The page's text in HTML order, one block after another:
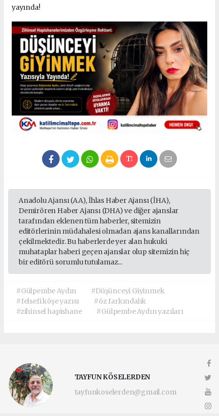
yayında!
Anadolu Ajansı (AA), İhlas Haber Ajansı (İHA),
Demirören Haber Ajansı (DHA) ve diğer ajanslar
tarafından eklenen tüm haberler, sitemizin
editörlerinin müdahalesi olmadan ajans kanallarından
çekilmektedir. Bu haberlerde yer alan hukuki
muhataplar haberi geçen ajanslar olup sitemizin hiç
bir editörü sorumlu tutulamaz...
#Gülpembe Aydın
#Düşünceyi Giyinmek
#felsefi köşe yazısı
#öz farkındalık
#zihinsel hapishane
#Gülpembe Aydın yazıları
TAYFUN KÖSELERDEN
tayfunkoselerden@gmail.com